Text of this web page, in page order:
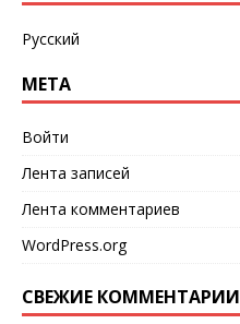
Русский
МЕТА
Войти
Лента записей
Лента комментариев
WordPress.org
СВЕЖИЕ КОММЕНТАРИИ